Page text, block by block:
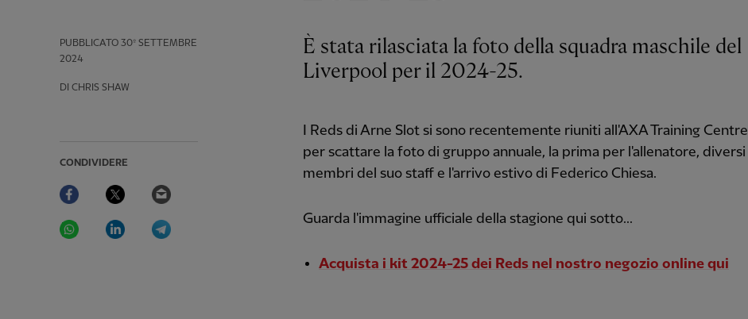
PUBBLICATO 30º SETTEMBRE
2024
DI CHRIS SHAW
CONDIVIDERE
Facebook Twitter
WhatsAppLinkedIn
È stata rilasciata la foto della squadra maschile del
Liverpool per il 2024-25.
I Reds di Arne Slot si sono recentemente riuniti all'AXA Training Centre
per scattare la foto di gruppo annuale, la prima per l'allenatore, diversi
membri del suo staff e l'arrivo estivo di Federico Chiesa.
Guarda l'immagine ufficiale della stagione qui sotto...
Acquista i kit 2024-25 dei Reds nel nostro negozio online qui